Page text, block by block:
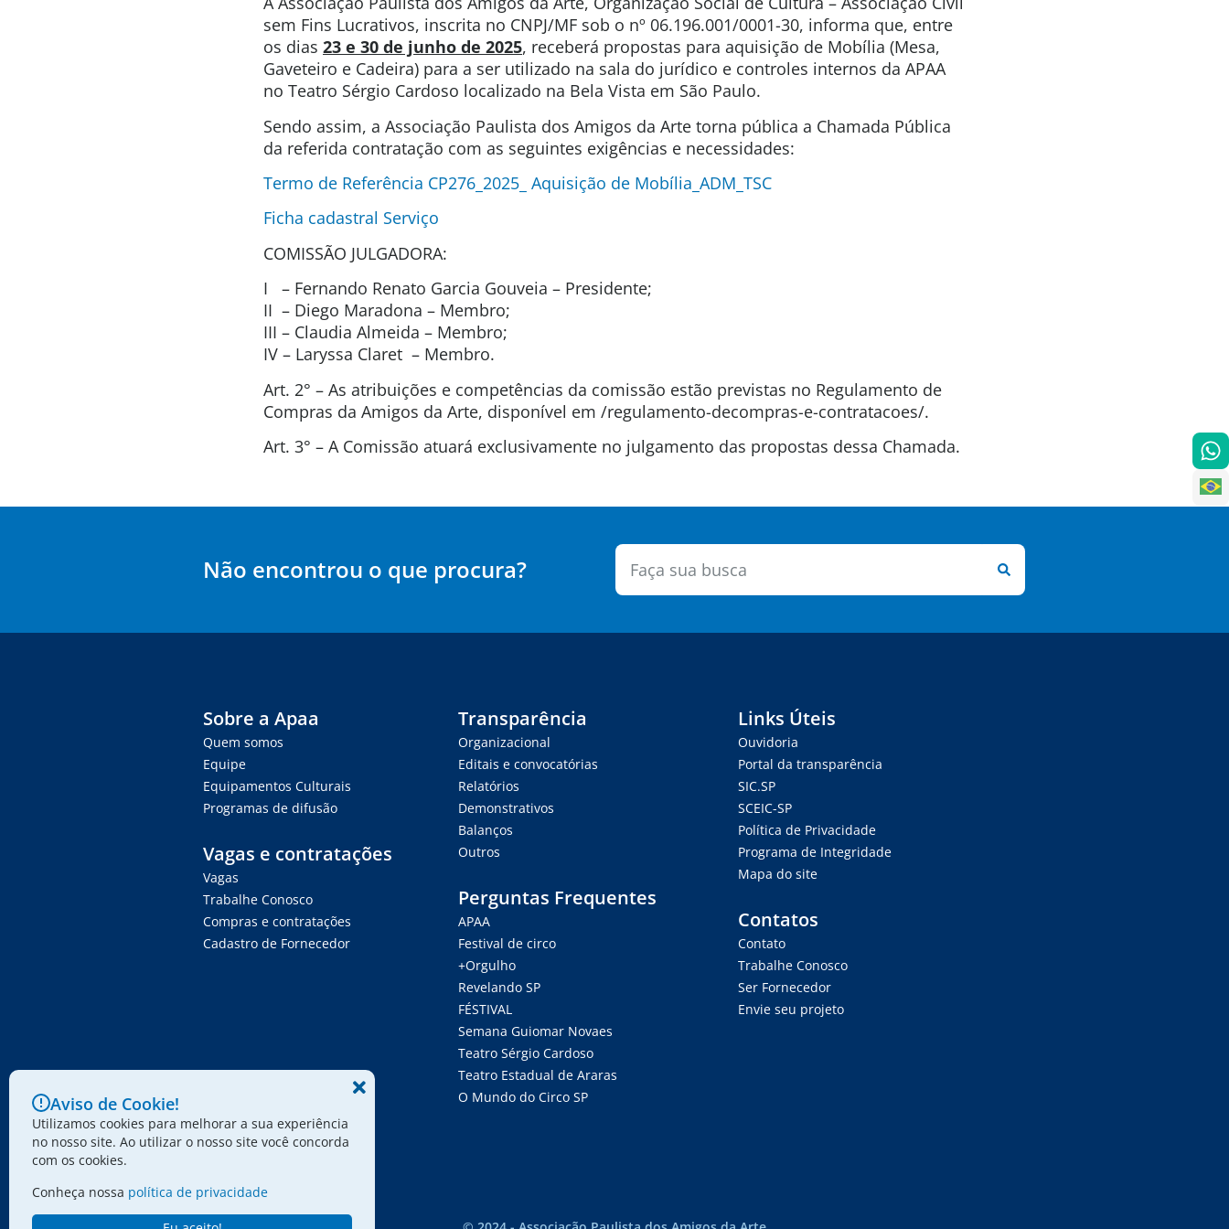
sem Fins Lucrativos, inscrita no CNPJ/MF sob o nº 06.196.001/0001-30, informa que, entre
os dias 23 e 30 de junho de 2025, receberá propostas para aquisição de Mobília (Mesa,
Gaveteiro e Cadeira) para a ser utilizado na sala do jurídico e controles internos da APAA
no Teatro Sérgio Cardoso localizado na Bela Vista em São Paulo.
Sendo assim, a Associação Paulista dos Amigos da Arte torna pública a Chamada Pública
da referida contratação com as seguintes exigências e necessidades:
Termo de Referência CP276_2025_ Aquisição de Mobília_ADM_TSC
Ficha cadastral Serviço
COMISSÃO JULGADORA:
I – Fernando Renato Garcia Gouveia – Presidente;
II – Diego Maradona – Membro;
III – Claudia Almeida – Membro;
IV – Laryssa Claret – Membro.
Art. 2° – As atribuições e competências da comissão estão previstas no Regulamento de
Compras da Amigos da Arte, disponível em /regulamento-decompras-e-contratacoes/.
Art. 3° – A Comissão atuará exclusivamente no julgamento das propostas dessa Chamada.
Não encontrou o que procura?
Sobre a Apaa
Quem somos
Equipe
Equipamentos Culturais
Programas de difusão
Vagas e contratações
Vagas
Trabalhe Conosco
Compras e contratações
Cadastro de Fornecedor
Transparência
Organizacional
Editais e convocatórias
Relatórios
Demonstrativos
Balanços
Outros
Perguntas Frequentes
APAA
Festival de circo
+Orgulho
Revelando SP
FÉSTIVAL
Semana Guiomar Novaes
Teatro Sérgio Cardoso
Teatro Estadual de Araras
O Mundo do Circo SP
Links Úteis
Ouvidoria
Portal da transparência
SIC.SP
SCEIC-SP
Política de Privacidade
Programa de Integridade
Mapa do site
Contatos
Contato
Trabalhe Conosco
Ser Fornecedor
Envie seu projeto
Aviso de Cookie!
Utilizamos cookies para melhorar a sua experiência
no nosso site. Ao utilizar o nosso site você concorda
com os cookies.
Conheça nossa política de privacidade